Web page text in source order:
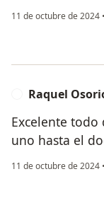
11 de octubre de 2024 •
Raquel
Excelente todo
uno hasta el
11 de octubre de 2024 •